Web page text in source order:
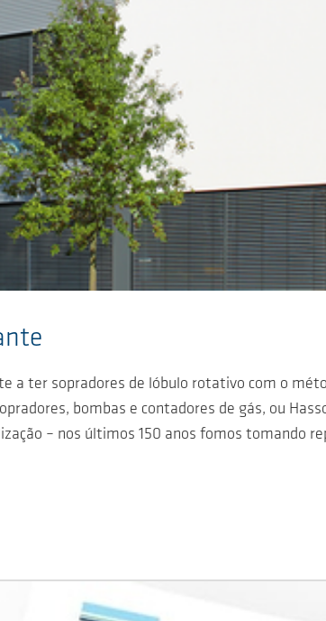
a ter sopradores de lóbulo rotativo com o
bombas e contadores de gás, ou
– nos últimos 150 anos fomos tomando